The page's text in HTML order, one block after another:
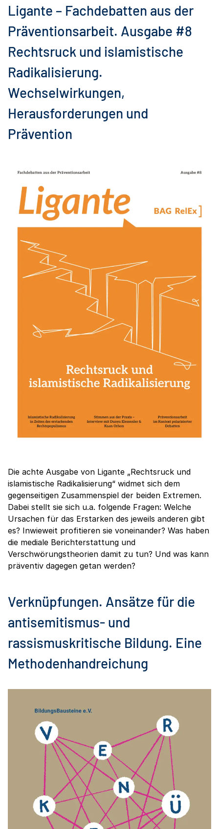
Ligante – Fachdebatten aus der
Präventionsarbeit. Ausgabe #8
Rechtsruck und islamistische
Radikalisierung.
Wechselwirkungen,
Herausforderungen und
Prävention
Die achte Ausgabe von Ligante „Rechtsruck und
islamistische Radikalisierung“ widmet sich dem
gegenseitigen Zusammenspiel der beiden Extremen.
Dabei stellt sie sich u.a. folgende Fragen: Welche
Ursachen für das Erstarken des jeweils anderen gibt
es? Inwieweit profitieren sie voneinander? Was haben
die mediale Berichterstattung und
Verschwörungstheorien damit zu tun? Und was kann
präventiv dagegen getan werden?
Verknüpfungen. Ansätze für die
antisemitismus- und
rassismuskritische Bildung. Eine
Methodenhandreichung